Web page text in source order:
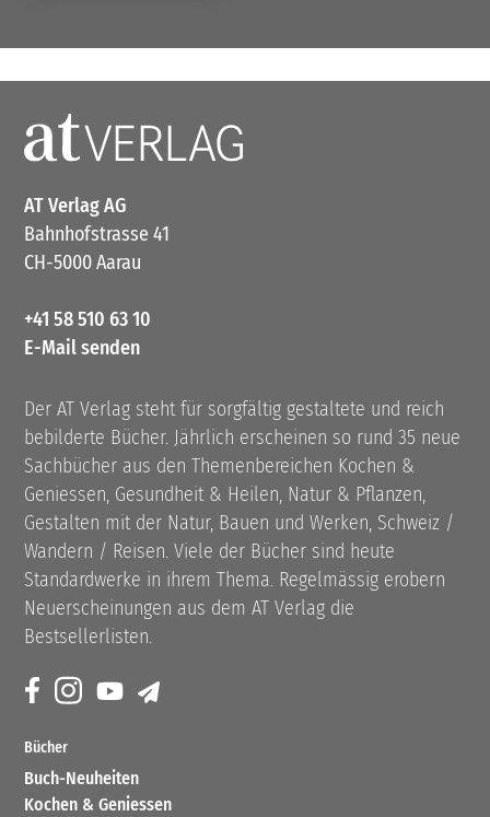
AT Verlag AG
Bahnhofstrasse 41
CH-5000 Aarau
+41 58 510 63 10
E-Mail senden
Der AT Verlag steht für sorgfältig gestaltete und reich
bebilderte Bücher. Jährlich erscheinen so rund 35 neue
Sachbücher aus den Themenbereichen Kochen &
Geniessen, Gesundheit & Heilen, Natur & Pflanzen,
Gestalten mit der Natur, Bauen und Werken, Schweiz /
Wandern / Reisen. Viele der Bücher sind heute
Standardwerke in ihrem Thema. Regelmässig erobern
Neuerscheinungen aus dem AT Verlag die
Bestsellerlisten.
Bücher
Buch-Neuheiten
Kochen & Geniessen